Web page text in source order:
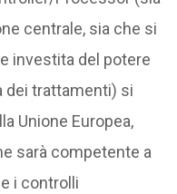
centrale, sia che si
investita del potere
dei trattamenti) si
Unione Europea,
sarà competente a
i controlli